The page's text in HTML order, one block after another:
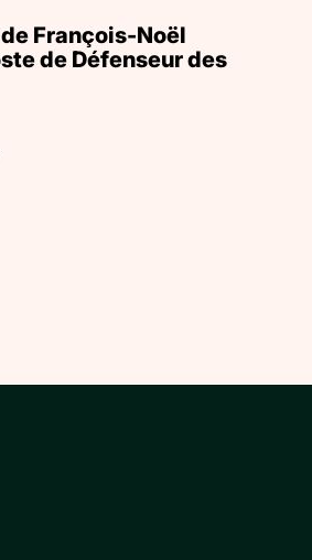
François-Noël
de Défenseur des